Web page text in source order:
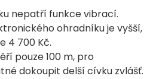
nepatří funkce vibrací.
ohradníku je vyšší,
4 700 Kč.
pouze 100 m, pro
dokoupit delší cívku zvlášť.